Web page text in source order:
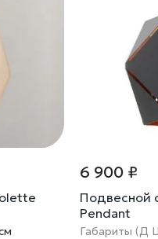
6 900 ₽
Подвесной
Pendant
Габариты (Д